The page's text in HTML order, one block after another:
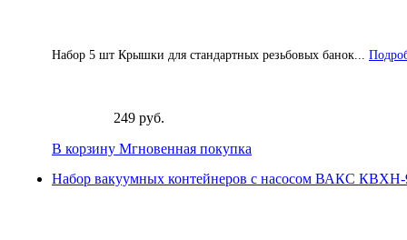
Набор 5 шт Крышки для стандартных резьбовых банок...
249 руб.
В корзину Мгновенная покупка
Набор вакуумных контейнеров с насосом ВАКС КВХН-